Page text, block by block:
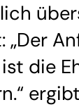
„Der
die